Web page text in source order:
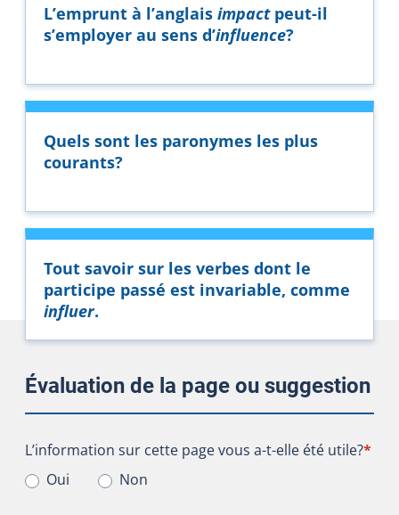
L’emprunt à l’anglais impact peut-il
s’employer au sens d’influence?
Quels sont les paronymes les plus
courants?
Tout savoir sur les verbes dont le
participe passé est invariable, comme
influer.
Évaluation de la page ou suggestion
L’information sur cette page vous a-t-elle été utile?
L’information sur cette page vous a-t-elle été utile?*
Oui
Non